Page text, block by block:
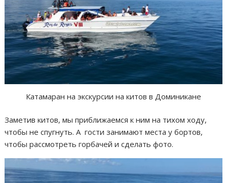
Катамаран на экскурсии на китов в Доминикане
Заметив китов, мы приближаемся к ним на тихом ходу,
чтобы не спугнуть. А гости занимают места у бортов,
чтобы рассмотреть горбачей и сделать фото.